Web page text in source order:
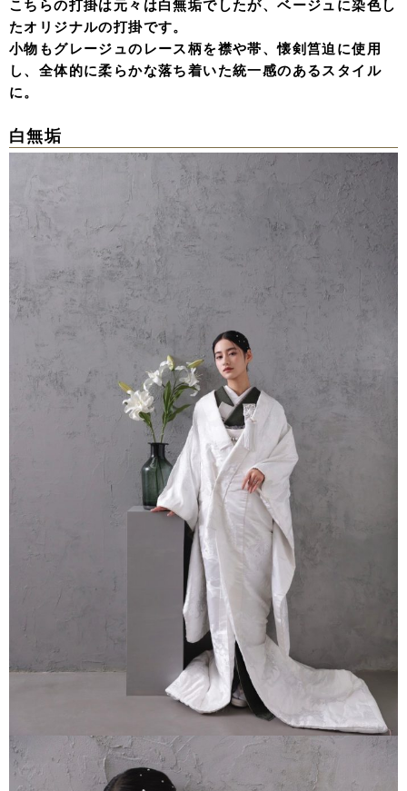
こちらの打掛は元々は白無垢でしたが、ベージュに染色し
たオリジナルの打掛です。
小物もグレージュのレース柄を襟や帯、懐剣筥迫に使用
し、全体的に柔らかな落ち着いた統一感のあるスタイル
に。
白無垢